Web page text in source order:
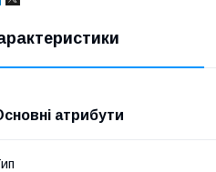
атрибути